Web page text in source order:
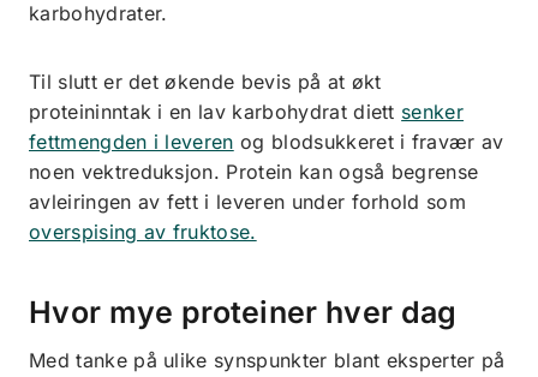
karbohydrater.
Til slutt er det økende bevis på at økt
proteininntak i en lav karbohydrat diett senker
fettmengden i leveren og blodsukkeret i fravær av
noen vektreduksjon. Protein kan også begrense
avleiringen av fett i leveren under forhold som
overspising av fruktose.
Hvor mye proteiner hver dag
Med tanke på ulike synspunkter blant eksperter på